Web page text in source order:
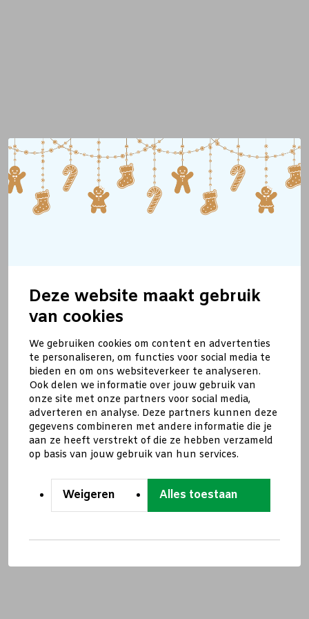
Deze website maakt gebruik
van cookies
We gebruiken cookies om content en advertenties
te personaliseren, om functies voor social media te
bieden en om ons websiteverkeer te analyseren.
Ook delen we informatie over jouw gebruik van
onze site met onze partners voor social media,
adverteren en analyse. Deze partners kunnen deze
gegevens combineren met andere informatie die je
aan ze heeft verstrekt of die ze hebben verzameld
op basis van jouw gebruik van hun services.
Weigeren Alles toestaan